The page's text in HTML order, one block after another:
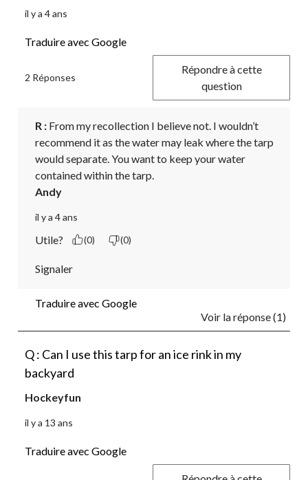
il y a 4 ans
Traduire avec Google
2 Réponses
Répondre à cette
question
R : From my recollection I believe not. I wouldn’t
recommend it as the water may leak where the tarp
would separate. You want to keep your water
contained within the tarp.
Andy
il y a 4 ans
Utile? (0) (0)
Signaler
Traduire avec Google
Voir la réponse (1)
Q : Can I use this tarp for an ice rink in my
backyard
Hockeyfun
il y a 13 ans
Traduire avec Google